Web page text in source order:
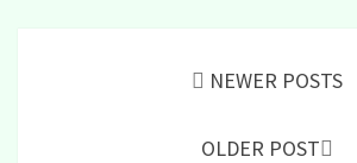
NEWER POSTS
OLDER POST